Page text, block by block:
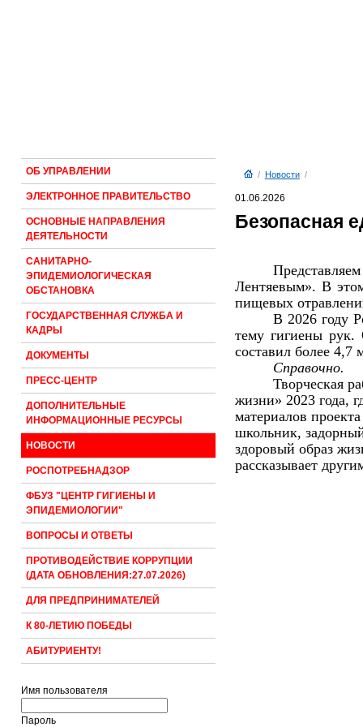
ОБ УПРАВЛЕНИИ
ЭЛЕКТРОННОЕ ПРАВИТЕЛЬСТВО
ОСНОВНЫЕ НАПРАВЛЕНИЯ
ДЕЯТЕЛЬНОСТИ
САНИТАРНО-
ЭПИДЕМИОЛОГИЧЕСКАЯ
ОБСТАНОВКА
ГОСУДАРСТВЕННАЯ СЛУЖБА И
КАДРЫ
ДОКУМЕНТЫ
ПРЕСС-ЦЕНТР
ДОПОЛНИТЕЛЬНЫЕ
ИНФОРМАЦИОННЫЕ РЕСУРСЫ
НОВОСТИ
РОСПОТРЕБНАДЗОР
ФБУЗ "ЦЕНТР ГИГИЕНЫ И
ЭПИДЕМИОЛОГИИ"
ВОПРОСЫ И ОТВЕТЫ
ПРОТИВОДЕЙСТВИЕ КОРРУПЦИИ
(ДАТА ОБНОВЛЕНИЯ:27.07.2026)
ДЛЯ ПРЕДПРИНИМАТЕЛЕЙ
К 80-ЛЕТИЮ ПОБЕДЫ
АБИТУРИЕНТУ!
Имя пользователя
Пароль
/ Новости/
01.06.2026
Безопасная
Лентяевым». В
пищевых
В 2026 году
тему гигиены рук.
составил более
Справочно.
Творческая
жизни» 2023 года,
материалов
школьник,
здоровый образ
рассказывает